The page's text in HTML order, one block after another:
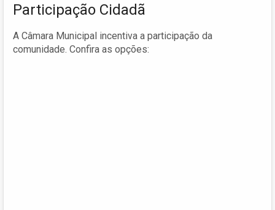
Participação Cidadã
A Câmara Municipal incentiva a participação da
comunidade. Confira as opções: